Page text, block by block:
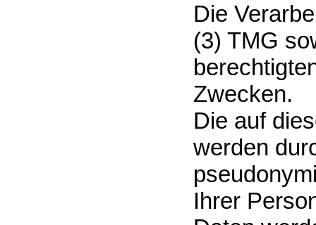
Die
(3) TMG
Zwecken.
Die auf
werden
Ihrer